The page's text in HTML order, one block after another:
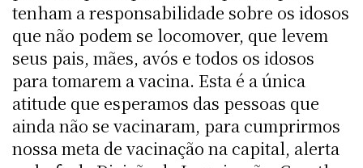
tenham a responsabilidade sobre os idosos
que não podem se locomover, que levem
seus pais, mães, avós e todos os idosos
para tomarem a vacina. Esta é a única
atitude que esperamos das pessoas que
ainda não se vacinaram, para cumprirmos
nossa meta de vacinação na capital, alerta